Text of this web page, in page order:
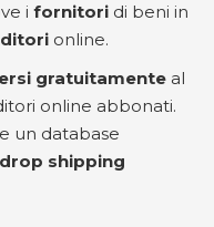
i fornitori di beni in
online.
gratuitamente al
online abbonati.
un database
shipping